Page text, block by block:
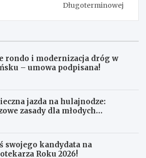
Długoterminowej
rondo i modernizacja dróg w
– umowa podpisana!
jazda na hulajnodze:
zasady dla młodych
swojego kandydata na
Roku 2026!